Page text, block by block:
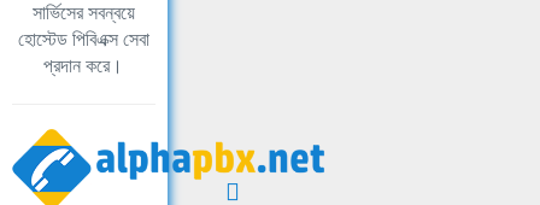
সার্ভিসের সবন্বয়ে
হোস্টেড পিবিএক্স সেবা
প্রদান করে।